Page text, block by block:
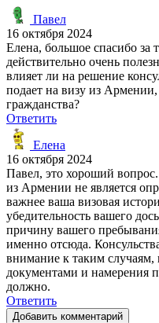
Павел
16 октября 2024
Елена, большое спасибо за
действительно очень
влияет ли на решение
подает на визу из
гражданства?
Ответить
Елена
16 октября 2024
Павел, это хороший
из Армении не является
важнее ваша визовая
убедительность вашего
причину вашего
именно отсюда.
внимание к таким случаям,
документами и намерения
должно.
Ответить
Добавить комментарий